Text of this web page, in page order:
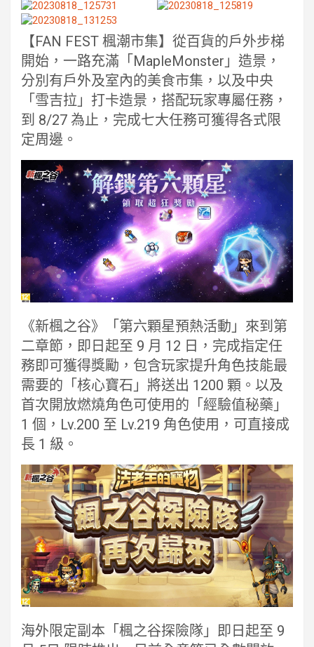
【FAN FEST 楓潮市集】從百貨的戶外步梯
開始，一路充滿「MapleMonster」造景，
分別有戶外及室內的美食市集，以及中央
「雪吉拉」打卡造景，搭配玩家專屬任務，
到 8/27 為止，完成七大任務可獲得各式限
定周邊。
《新楓之谷》「第六顆星預熱活動」來到第
二章節，即日起至 9 月 12 日，完成指定任
務即可獲得獎勵，包含玩家提升角色技能最
需要的「核心寶石」將送出 1200 顆。以及
首次開放燃燒角色可使用的「經驗值秘藥」
1 個，Lv.200 至 Lv.219 角色使用，可直接成
長 1 級。
海外限定副本「楓之谷探險隊」即日起至 9